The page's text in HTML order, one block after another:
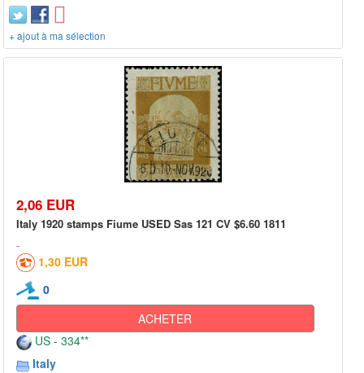
+ ajout à ma sélection
2,06 EUR
Italy 1920 stamps Fiume USED Sas 121 CV $6.60 1811
1,30 EUR
0
ACHETER
US - 334**
Italy